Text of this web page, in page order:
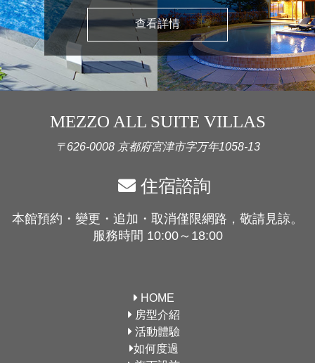
查看詳情
MEZZO ALL SUITE VILLAS
〒626-0008 京都府宮津市字万年1058-13
住宿諮詢
本館預約・變更・追加・取消僅限網路，敬請見諒。
服務時間 10:00～18:00
HOME
房型介紹
活動體驗
如何度過